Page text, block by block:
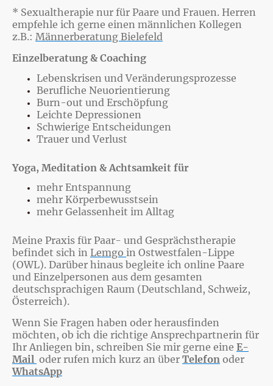
* Sexualtherapie nur für Paare und Frauen. Herren
empfehle ich gerne einen männlichen Kollegen
z.B.: Männerberatung Bielefeld
Einzelberatung & Coaching
Lebenskrisen und Veränderungsprozesse
Berufliche Neuorientierung
Burn-out und Erschöpfung
Leichte Depressionen
Schwierige Entscheidungen
Trauer und Verlust
Yoga, Meditation & Achtsamkeit für
mehr Entspannung
mehr Körperbewusstsein
mehr Gelassenheit im Alltag
Meine Praxis für Paar- und Gesprächstherapie
befindet sich in Lemgo in Ostwestfalen-Lippe
(OWL). Darüber hinaus begleite ich online Paare
und Einzelpersonen aus dem gesamten
deutschsprachigen Raum (Deutschland, Schweiz,
Österreich).
Wenn Sie Fragen haben oder herausfinden
möchten, ob ich die richtige Ansprechpartnerin für
Ihr Anliegen bin, schreiben Sie mir gerne eine E-
Mail oder rufen mich kurz an über Telefon oder
WhatsApp